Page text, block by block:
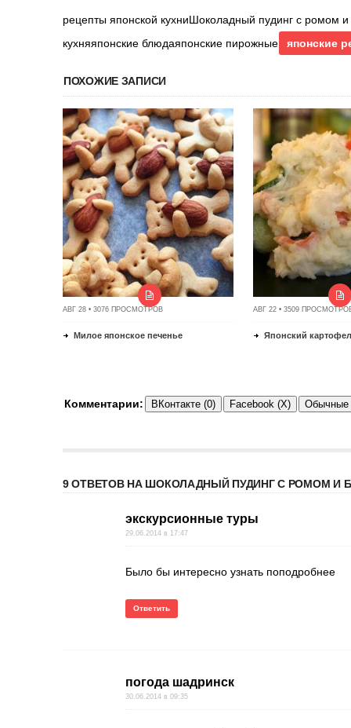
рецепты японской кухниШоколадный пудинг с ромом
кухняяпонские блюдаяпонские пирожные
японские
ПОХОЖИЕ ЗАПИСИ
АВГ 28 • 3076 ПРОСМОТРОВ
Милое японское печенье
АВГ 22 • 3509
Японский
Комментарии: ВКонтакте (0) Facebook (X) Обычные
9 ОТВЕТОВ НА ШОКОЛАДНЫЙ ПУДИНГ С РОМОМ И
экскурсионные туры
29.06.2014 в 17:47
Было бы интересно узнать поподробнее
Ответить
погода шадринск
30.06.2014 в 09:35